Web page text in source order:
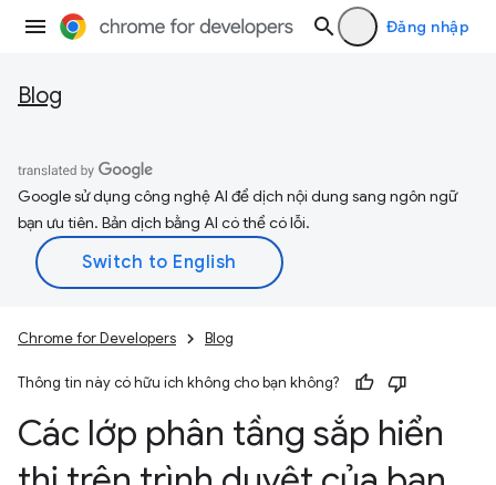
Đăng nhập
Blog
Google sử dụng công nghệ AI để dịch nội dung sang ngôn ngữ
bạn ưu tiên. Bản dịch bằng AI có thể có lỗi.
Chrome for Developers Blog
Thông tin này có hữu ích không cho bạn không?
Các lớp phân tầng sắp hiển